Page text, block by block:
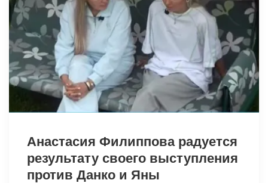
Анастасия Филиппова радуется
результату своего выступления
против Данко и Яны